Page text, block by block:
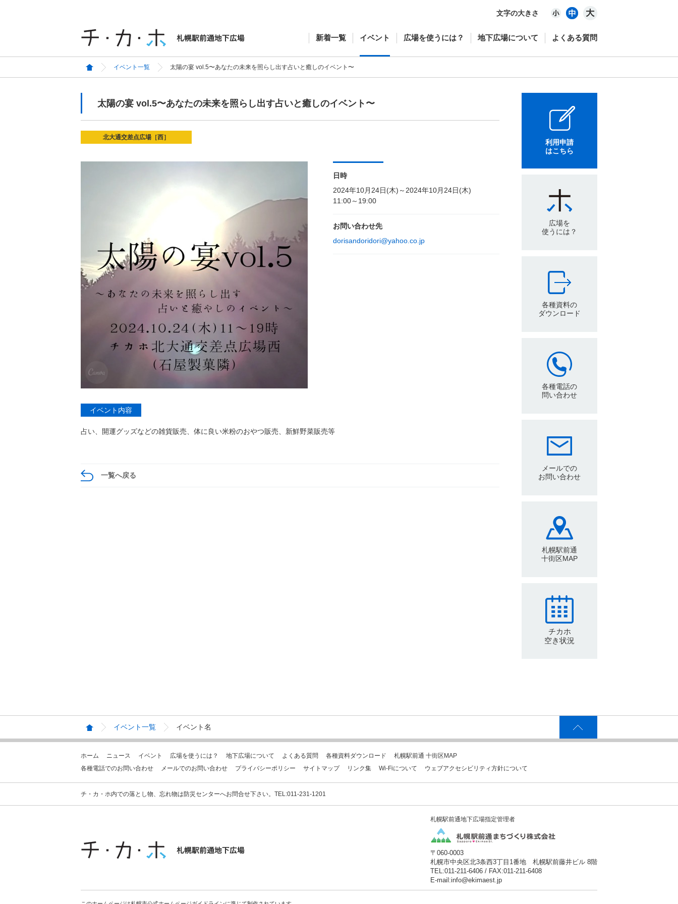
文字の大きさ
新着一覧 イベント 広場を使うには？ 地下広場について よくある質問
イベント一覧 太陽の宴 vol.5〜あなたの未来を照らし出す占いと癒しのイベント〜
太陽の宴 vol.5〜あなたの未来を照らし出す占いと癒しのイベント〜
北大通交差点広場［西］
日時
2024年10月24日(木)～2024年10月24日(木)
11:00～19:00
お問い合わせ先
dorisandoridori@yahoo.co.jp
イベント内容
占い、開運グッズなどの雑貨販売、体に良い米粉のおやつ販売、新鮮野菜販売等
一覧へ戻る
利用申請
はこちら
広場を
使うには？
各種資料の
ダウンロード
各種電話の
問い合わせ
メールでの
お問い合わせ
札幌駅前通
十街区MAP
チカホ
空き状況
イベント一覧 イベント名
ホーム ニュース イベント 広場を使うには？ 地下広場について よくある質問 各種資料ダウンロード
札幌駅前通 十街区MAP
各種電話でのお問い合わせ
メールでのお問い合わせ プライバシーポリシー サイトマップ リンク集 Wi-Fiについて ウェブアクセシビリティ方針について
チ・カ・ホ内での落とし物、忘れ物は防災センターへお問合せ下さい。TEL:011-231-1201
札幌駅前通地下広場指定管理者
〒060-0003
札幌市中央区北3条西3丁目1番地 札幌駅前藤井ビル 8階
TEL:011-211-6406 / FAX:011-211-6408
E-mail:info@ekimaest.jp